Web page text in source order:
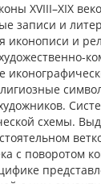
XVIII–XIX
записи и
иконописи и
схемы.
с поворотом